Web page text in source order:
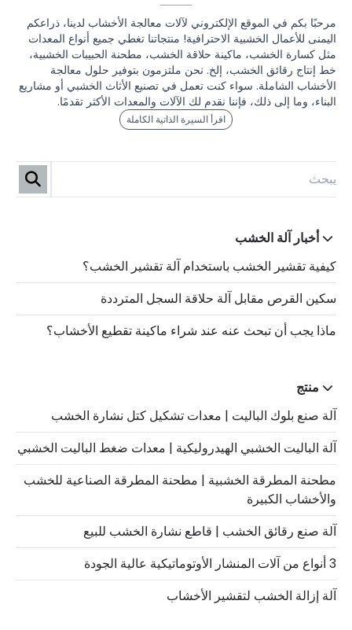
مرحبًا بكم في الموقع الإلكتروني لآلات معالجة الأخشاب لدينا، ذراعكم
اليمنى للأعمال الخشبية الاحترافية! منتجاتنا تغطي جميع أنواع المعدات
مثل كسارة الخشب، ماكينة حلاقة الخشب، مطحنة الحبيبات الخشبية،
خط إنتاج رقائق الخشب، إلخ. نحن ملتزمون بتوفير حلول معالجة
الأخشاب الشاملة. سواء كنت تعمل في تصنيع الأثاث الخشبي أو مشاريع
البناء، وما إلى ذلك، فإننا نقدم لك الآلات والمعدات الأكثر تقدمًا.
اقرأ السيرة الذاتية الكاملة
أخبار آلة الخشب
كيفية تقشير الخشب باستخدام آلة تقشير الخشب؟
سكين القرص مقابل آلة حلاقة السجل المترددة
ماذا يجب أن تبحث عنه عند شراء ماكينة تقطيع الأخشاب؟
منتج
آلة صنع بلوك الباليت | معدات تشكيل كتل نشارة الخشب
آلة الباليت الخشبي الهيدروليكية | معدات ضغط الباليت الخشبي
مطحنة المطرقة الخشبية | مطحنة المطرقة الصناعية للخشب
والأخشاب الكبيرة
آلة صنع رقائق الخشب | قاطع نشارة الخشب للبيع
3 أنواع من آلات المنشار الأوتوماتيكية عالية الجودة
آلة إزالة الخشب لتقشير الأخشاب